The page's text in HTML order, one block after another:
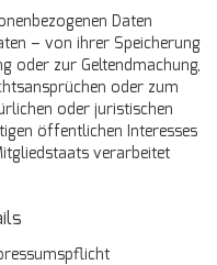
Daten
– von ihrer Speicherung
oder zur Geltendmachung,
oder zum
oder juristischen
öffentlichen Interesses
verarbeitet